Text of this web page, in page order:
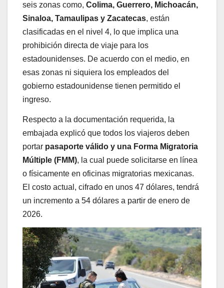
seis zonas como, Colima, Guerrero, Michoacán,
Sinaloa, Tamaulipas y Zacatecas, están
clasificadas en el nivel 4, lo que implica una
prohibición directa de viaje para los
estadounidenses. De acuerdo con el medio, en
esas zonas ni siquiera los empleados del
gobierno estadounidense tienen permitido el
ingreso.
Respecto a la documentación requerida, la
embajada explicó que todos los viajeros deben
portar pasaporte válido y una Forma Migratoria
Múltiple (FMM), la cual puede solicitarse en línea
o físicamente en oficinas migratorias mexicanas.
El costo actual, cifrado en unos 47 dólares, tendrá
un incremento a 54 dólares a partir de enero de
2026.